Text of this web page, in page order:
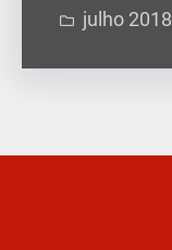
julho 2018